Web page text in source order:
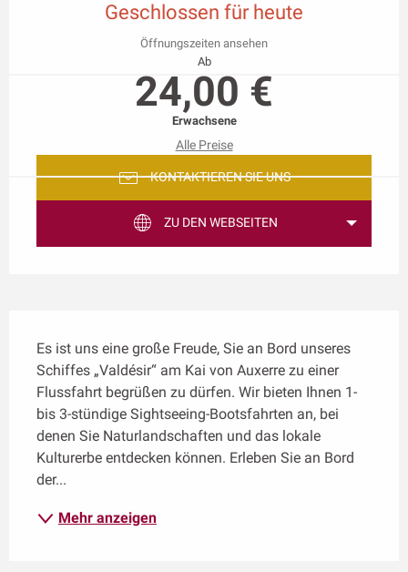
Geschlossen für heute
Öffnungszeiten ansehen
Ab
24,00 €
Erwachsene
Alle Preise
KONTAKTIEREN SIE UNS
ZU DEN WEBSEITEN
Es ist uns eine große Freude, Sie an Bord unseres
Schiffes „Valdésir“ am Kai von Auxerre zu einer
Flussfahrt begrüßen zu dürfen. Wir bieten Ihnen 1-
bis 3-stündige Sightseeing-Bootsfahrten an, bei
denen Sie Naturlandschaften und das lokale
Kulturerbe entdecken können. Erleben Sie an Bord
der...
Mehr anzeigen